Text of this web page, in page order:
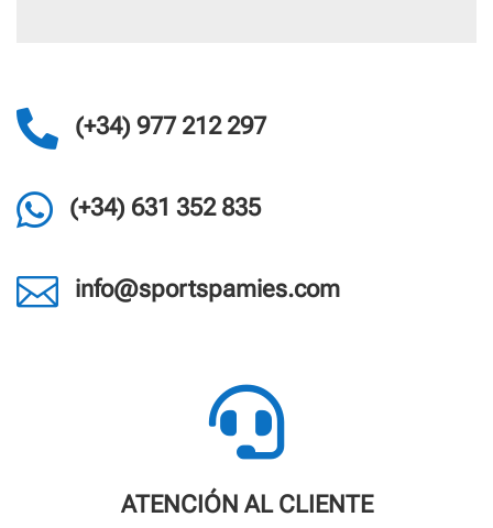
 (+34) 977 212 297
 (+34) 631 352 835
 info@sportspamies.com

ATENCIÓN AL CLIENTE